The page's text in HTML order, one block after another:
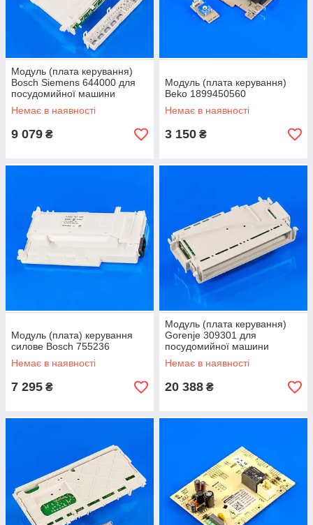
Модуль (плата керування)
Bosch Siemens 644000 для
посудомийної машини
Немає в наявності
9 079 ₴
Модуль (плата керування)
Beko 1899450560
Немає в наявності
3 150 ₴
Модуль (плата) керування
силове Bosch 755236
Немає в наявності
7 295 ₴
Модуль (плата керування)
Gorenje 309301 для
посудомийної машини
Немає в наявності
20 388 ₴